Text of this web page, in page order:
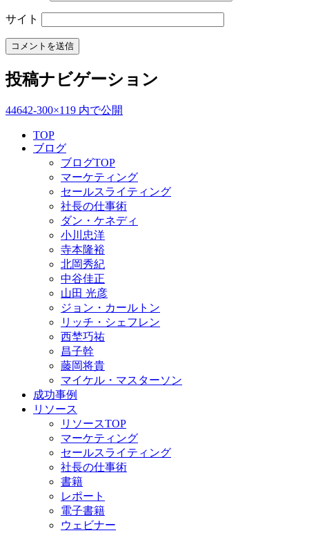
サイト
投稿ナビゲーション
44642-300×119 内で公開
TOP
ブログ
ブログTOP
マーケティング
セールスライティング
社長の仕事術
ダン・ケネディ
小川忠洋
寺本隆裕
北岡秀紀
中谷佳正
山田 光彦
ジョン・カールトン
リッチ・シェフレン
西埜巧祐
昌子幹
藤岡将貴
マイケル・マスターソン
成功事例
リソース
リソースTOP
マーケティング
セールスライティング
社長の仕事術
書籍
レポート
電子書籍
ウェビナー